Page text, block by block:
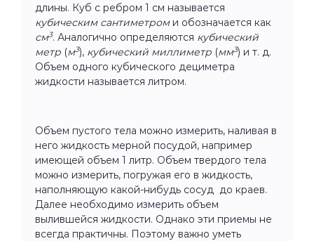
длины. Куб с ребром 1 см называется
кубическим сантиметроми обозначается как
см3. Аналогично определяются кубический
метр (м3), кубический миллиметр (мм3) и т. д.
Объем одного кубического дециметра
жидкости называется литром.
Объем пустого тела можно измерить, наливая в
него жидкость мерной посудой, например
имеющей объем 1 литр. Объем твердого тела
можно измерить, погружая его в жидкость,
наполняющую какой-нибудь сосуд до краев.
Далее необходимо измерить объем
вылившейся жидкости. Однако эти приемы не
всегда практичны. Поэтому важно уметь